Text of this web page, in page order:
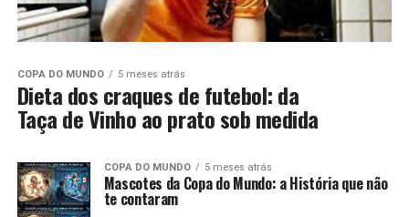
COPA DO MUNDO 5 meses atrás
Dieta dos craques de futebol: da
Taça de Vinho ao prato sob medida
COPA DO MUNDO 5 meses atrás
Mascotes da Copa do Mundo: a História que não
te contaram